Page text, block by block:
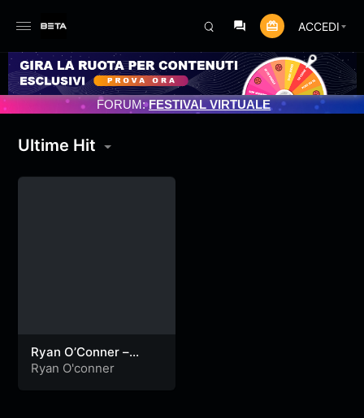
ACCEDI
PROGRAMMATO 3/07/2025
FORUM:FESTIVAL VIRTUALE
Ultime Hit
Ryan O’Conner –
NUOVA SEASON
Ryan O'conner